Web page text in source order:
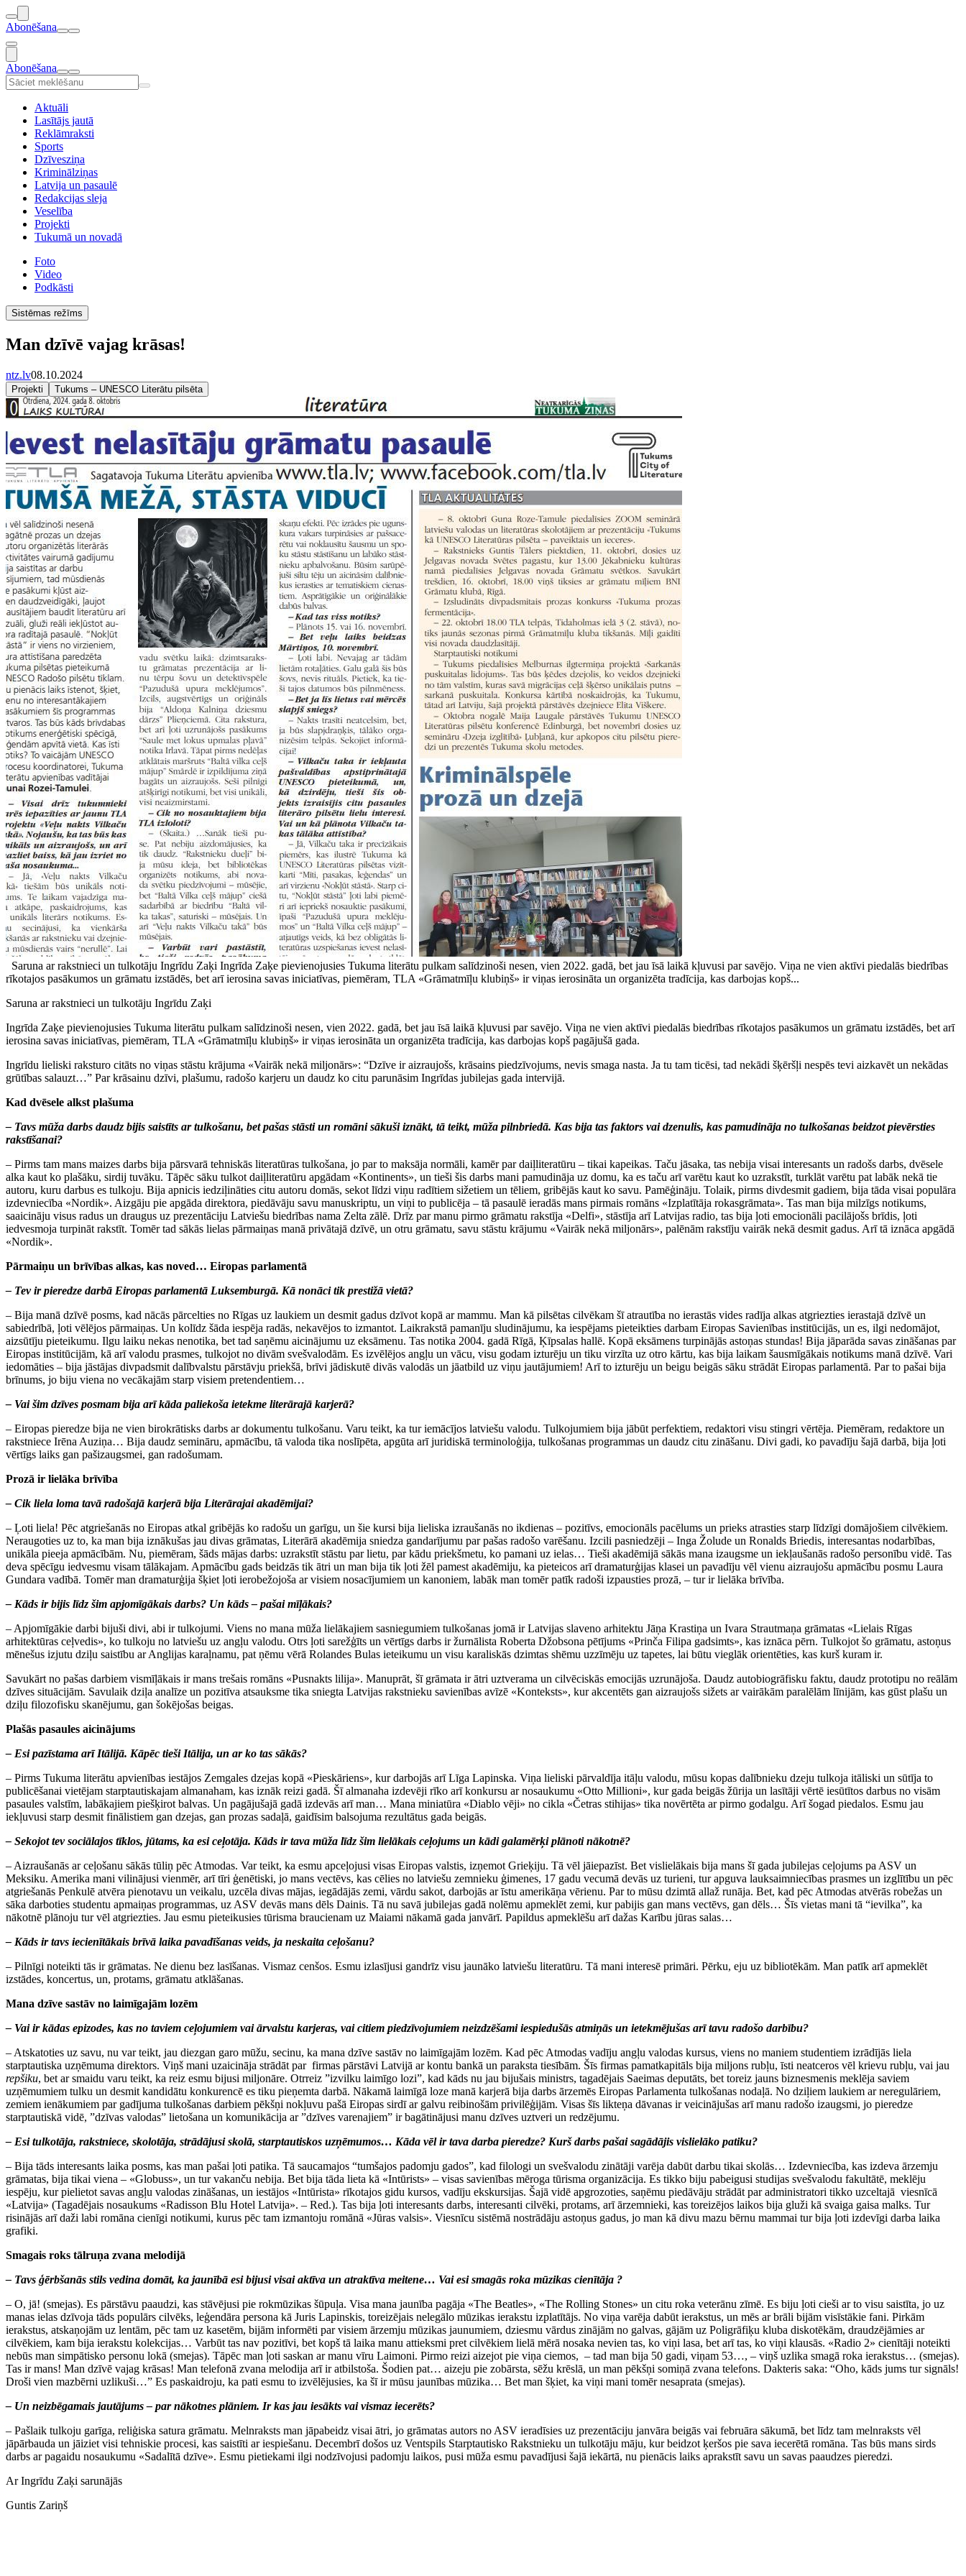
Abonēšana
Abonēšana
Aktuāli
Lasītājs jautā
Reklāmraksti
Sports
Dzīvesziņa
Kriminālziņas
Latvija un pasaulē
Redakcijas sleja
Veselība
Projekti
Tukumā un novadā
Foto
Video
Podkāsti
Sistēmas režīms
Man dzīvē vajag krāsas!
ntz.lv08.10.2024
Projekti Tukums – UNESCO Literātu pilsēta
Saruna ar rakstnieci un tulkotāju Ingrīdu Zaķi Ingrīda Zaķe pievienojusies Tukuma literātu pulkam salīdzinoši nesen, vien 2022. gadā, bet jau īsā laikā kļuvusi par savējo. Viņa ne vien aktīvi piedalās biedrības
rīkotajos pasākumos un grāmatu izstādēs, bet arī ierosina savas iniciatīvas, piemēram, TLA «Grāmatmīļu klubiņš» ir viņas ierosināta un organizēta tradīcija, kas darbojas kopš...
Saruna ar rakstnieci un tulkotāju Ingrīdu Zaķi
Ingrīda Zaķe pievienojusies Tukuma literātu pulkam salīdzinoši nesen, vien 2022. gadā, bet jau īsā laikā kļuvusi par savējo. Viņa ne vien aktīvi piedalās biedrības rīkotajos pasākumos un grāmatu izstādēs, bet arī
ierosina savas iniciatīvas, piemēram, TLA «Grāmatmīļu klubiņš» ir viņas ierosināta un organizēta tradīcija, kas darbojas kopš pagājušā gada.
Ingrīdu lieliski raksturo citāts no viņas stāstu krājuma «Vairāk nekā miljonārs»: “Dzīve ir aizraujošs, krāsains piedzīvojums, nevis smaga nasta. Ja tu tam ticēsi, tad nekādi šķēršļi nespēs tevi aizkavēt un nekādas
grūtības salauzt…” Par krāsainu dzīvi, plašumu, radošo karjeru un daudz ko citu parunāsim Ingrīdas jubilejas gada intervijā.
Kad dvēsele alkst plašuma
– Tavs mūža darbs daudz bijis saistīts ar tulkošanu, bet pašas stāsti un romāni sākuši iznākt, tā teikt, mūža pilnbriedā. Kas bija tas faktors vai dzenulis, kas pamudināja no tulkošanas beidzot pievērsties
rakstīšanai?
– Pirms tam mans maizes darbs bija pārsvarā tehniskās literatūras tulkošana, jo par to maksāja normāli, kamēr par daiļliteratūru – tikai kapeikas. Taču jāsaka, tas nebija visai interesants un radošs darbs, dvēsele
alka kaut ko plašāku, sirdij tuvāku. Tāpēc sāku tulkot daiļliteratūru apgādam «Kontinents», un tieši šis darbs mani pamudināja uz domu, ka es taču arī varētu kaut ko uzrakstīt, turklāt varētu pat labāk nekā tie
autoru, kuru darbus es tulkoju. Bija apnicis iedziļināties citu autoru domās, sekot līdzi viņu radītiem sižetiem un tēliem, gribējās kaut ko savu. Pamēģināju. Tolaik, pirms divdesmit gadiem, bija tāda visai populāra
izdevniecība «Nordik». Aizgāju pie apgāda direktora, piedāvāju savu manuskriptu, un viņi to publicēja – tā pasaulē ieradās mans pirmais romāns «Izplatītāja rokasgrāmata». Tas man bija milzīgs notikums,
saaicināju visus radus un draugus uz prezentāciju Latviešu biedrības nama Zelta zālē. Drīz par manu pirmo grāmatu rakstīja «Delfi», stāstīja arī Latvijas radio, tas bija ļoti emocionāli pacilājošs brīdis, ļoti
iedvesmoja turpināt rakstīt. Tomēr tad sākās lielas pārmaiņas manā privātajā dzīvē, un otru grāmatu, savu stāstu krājumu «Vairāk nekā miljonārs», palēnām rakstīju vairāk nekā desmit gadus. Arī tā iznāca apgādā
«Nordik».
Pārmaiņu un brīvības alkas, kas noved… Eiropas parlamentā
– Tev ir pieredze darbā Eiropas parlamentā Luksemburgā. Kā nonāci tik prestižā vietā?
– Bija manā dzīvē posms, kad nācās pārcelties no Rīgas uz laukiem un desmit gadus dzīvot kopā ar mammu. Man kā pilsētas cilvēkam šī atrautība no ierastās vides radīja alkas atgriezties ierastajā dzīvē un
sabiedrībā, ļoti vēlējos pārmaiņas. Un kolīdz šāda iespēja radās, nekavējos to izmantot. Laikrakstā pamanīju sludinājumu, ka iespējams pieteikties darbam Eiropas Savienības institūcijās, un es, ilgi nedomājot,
aizsūtīju pieteikumu. Ilgu laiku nekas nenotika, bet tad saņēmu aicinājumu uz eksāmenu. Tas notika 2004. gadā Rīgā, Ķīpsalas hallē. Kopā eksāmens turpinājās astoņas stundas! Bija jāparāda savas zināšanas par
Eiropas institūcijām, kā arī valodu prasmes, tulkojot no divām svešvalodām. Es izvēlējos angļu un vācu, visu godam izturēju un tiku virzīta uz otro kārtu, kas bija laikam šausmīgākais notikums manā dzīvē. Vari
iedomāties – bija jāstājas divpadsmit dalībvalstu pārstāvju priekšā, brīvi jādiskutē divās valodās un jāatbild uz viņu jautājumiem! Arī to izturēju un beigu beigās sāku strādāt Eiropas parlamentā. Par to pašai bija
brīnums, jo biju viena no vecākajām starp visiem pretendentiem…
– Vai šim dzīves posmam bija arī kāda paliekoša ietekme literārajā karjerā?
– Eiropas pieredze bija ne vien birokrātisks darbs ar dokumentu tulkošanu. Varu teikt, ka tur iemācījos latviešu valodu. Tulkojumiem bija jābūt perfektiem, redaktori visu stingri vērtēja. Piemēram, redaktore un
rakstniece Irēna Auziņa… Bija daudz semināru, apmācību, tā valoda tika noslīpēta, apgūta arī juridiskā terminoloģija, tulkošanas programmas un daudz citu zināšanu. Divi gadi, ko pavadīju šajā darbā, bija ļoti
vērtīgs laiks gan pašizaugsmei, gan radošumam.
Prozā ir lielāka brīvība
– Cik liela loma tavā radošajā karjerā bija Literārajai akadēmijai?
– Ļoti liela! Pēc atgriešanās no Eiropas atkal gribējās ko radošu un garīgu, un šie kursi bija lieliska izraušanās no ikdienas – pozitīvs, emocionāls pacēlums un prieks atrasties starp līdzīgi domājošiem cilvēkiem.
Neraugoties uz to, ka man bija iznākušas jau divas grāmatas, Literārā akadēmija sniedza gandarījumu par pašas radošo varēšanu. Izcili pasniedzēji – Inga Žolude un Ronalds Briedis, interesantas nodarbības,
unikāla pieeja apmācībām. Nu, piemēram, šāds mājas darbs: uzrakstīt stāstu par lietu, par kādu priekšmetu, ko pamani uz ielas… Tieši akadēmijā sākās mana izaugsme un iekļaušanās radošo personību vidē. Tas
deva spēcīgu iedvesmu visam tālākajam. Apmācību gads beidzās tik ātri un man bija tik ļoti žēl pamest akadēmiju, ka pieteicos arī dramaturģijas klasei un pavadīju vēl vienu aizraujošu apmācību posmu Laura
Gundara vadībā. Tomēr man dramaturģija šķiet ļoti ierobežojoša ar visiem nosacījumiem un kanoniem, labāk man tomēr patīk radoši izpausties prozā, – tur ir lielāka brīvība.
– Kāds ir bijis līdz šim apjomīgākais darbs? Un kāds – pašai mīļākais?
– Apjomīgākie darbi bijuši divi, abi ir tulkojumi. Viens no mana mūža lielākajiem sasniegumiem tulkošanas jomā ir Latvijas slaveno arhitektu Jāņa Krastiņa un Ivara Strautmaņa grāmatas «Lielais Rīgas
arhitektūras ceļvedis», ko tulkoju no latviešu uz angļu valodu. Otrs ļoti sarežģīts un vērtīgs darbs ir žurnālista Roberta Džobsona pētījums «Prinča Filipa gadsimts», kas iznāca pērn. Tulkojot šo grāmatu, astoņus
mēnešus izjutu dziļu saistību ar Anglijas karaļnamu, pat ņēmu vērā Rolandes Bulas ieteikumu un visu karaliskās dzimtas shēmu uzzīmēju uz tapetes, lai būtu vieglāk orientēties, kas kurš kuram ir.
Savukārt no pašas darbiem vismīļākais ir mans trešais romāns «Pusnakts lilija». Manuprāt, šī grāmata ir ātri uztverama un cilvēciskās emocijās uzrunājoša. Daudz autobiogrāfisku faktu, daudz prototipu no reālām
dzīves situācijām. Savulaik dziļa analīze un pozitīva atsauksme tika sniegta Latvijas rakstnieku savienības avīzē «Konteksts», kur akcentēts gan aizraujošs sižets ar vairākām paralēlām līnijām, kas gūst plašu un
dziļu filozofisku skanējumu, gan šokējošas beigas.
Plašās pasaules aicinājums
– Esi pazīstama arī Itālijā. Kāpēc tieši Itālija, un ar ko tas sākās?
– Pirms Tukuma literātu apvienības iestājos Zemgales dzejas kopā «Pieskāriens», kur darbojās arī Līga Lapinska. Viņa lieliski pārvaldīja itāļu valodu, mūsu kopas dalībnieku dzeju tulkoja itāliski un sūtīja to
publicēšanai vietējam starptautiskajam almanaham, kas iznāk reizi gadā. Šī almanaha izdevēji rīko arī konkursu ar nosaukumu «Otto Millioni», kur gada beigās žūrija un lasītāji vērtē iesūtītos darbus no visām
pasaules valstīm, labākajiem piešķirot balvas. Un pagājušajā gadā izdevās arī man… Mana miniatūra «Diablo vēji» no cikla «Četras stihijas» tika novērtēta ar pirmo godalgu. Arī šogad piedalos. Esmu jau
iekļuvusi starp desmit finālistiem gan dzejas, gan prozas sadaļā, gaidīsim balsojuma rezultātus gada beigās.
– Sekojot tev sociālajos tīklos, jūtams, ka esi ceļotāja. Kāds ir tava mūža līdz šim lielākais ceļojums un kādi galamērķi plānoti nākotnē?
– Aizraušanās ar ceļošanu sākās tūliņ pēc Atmodas. Var teikt, ka esmu apceļojusi visas Eiropas valstis, izņemot Grieķiju. Tā vēl jāiepazīst. Bet vislielākais bija mans šī gada jubilejas ceļojums pa ASV un
Meksiku. Amerika mani vilinājusi vienmēr, arī tīri ģenētiski, jo mans vectēvs, kas cēlies no latviešu zemnieku ģimenes, 17 gadu vecumā devās uz turieni, tur apguva lauksaimniecības prasmes un izglītību un pēc
atgriešanās Penkulē atvēra pienotavu un veikalu, uzcēla divas mājas, iegādājās zemi, vārdu sakot, darbojās ar īstu amerikāņa vērienu. Par to mūsu dzimtā allaž runāja. Bet, kad pēc Atmodas atvērās robežas un
sāka darboties studentu apmaiņas programmas, uz ASV devās mans dēls Dainis. Tā nu savā jubilejas gadā nolēmu apmeklēt zemi, kur pabijis gan mans vectēvs, gan dēls… Šīs vietas mani tā “ievilka”, ka
nākotnē plānoju tur vēl atgriezties. Jau esmu pieteikusies tūrisma braucienam uz Maiami nākamā gada janvārī. Papildus apmeklēšu arī dažas Karību jūras salas…
– Kāds ir tavs iecienītākais brīvā laika pavadīšanas veids, ja neskaita ceļošanu?
– Pilnīgi noteikti tās ir grāmatas. Ne dienu bez lasīšanas. Vismaz cenšos. Esmu izlasījusi gandrīz visu jaunāko latviešu literatūru. Tā mani interesē primāri. Pērku, eju uz bibliotēkām. Man patīk arī apmeklēt
izstādes, koncertus, un, protams, grāmatu atklāšanas.
Mana dzīve sastāv no laimīgajām lozēm
– Vai ir kādas epizodes, kas no taviem ceļojumiem vai ārvalstu karjeras, vai citiem piedzīvojumiem neizdzēšami iespiedušās atmiņās un ietekmējušas arī tavu radošo darbību?
– Atskatoties uz savu, nu var teikt, jau diezgan garo mūžu, secinu, ka mana dzīve sastāv no laimīgajām lozēm. Kad pēc Atmodas vadīju angļu valodas kursus, viens no maniem studentiem izrādījās liela
starptautiska uzņēmuma direktors. Viņš mani uzaicināja strādāt par firmas pārstāvi Latvijā ar kontu bankā un paraksta tiesībām. Šīs firmas pamatkapitāls bija miljons rubļu, īsti neatceros vēl krievu rubļu, vai jau
repšiku, bet ar smaidu varu teikt, ka reiz esmu bijusi miljonāre. Otrreiz ”izvilku laimīgo lozi”, kad kāds nu jau bijušais ministrs, tagadējais Saeimas deputāts, bet toreiz jauns biznesmenis meklēja saviem
uzņēmumiem tulku un desmit kandidātu konkurencē es tiku pieņemta darbā. Nākamā laimīgā loze manā karjerā bija darbs ārzemēs Eiropas Parlamenta tulkošanas nodaļā. No dziļiem laukiem ar neregulāriem,
zemiem ienākumiem par gadījuma tulkošanas darbiem pēkšņi nokļuvu pašā Eiropas sirdī ar galvu reibinošām privilēģijām. Visas šīs likteņa dāvanas ir veicinājušas arī manu radošo izaugsmi, jo pieredze
starptautiskā vidē, ”dzīvas valodas” lietošana un komunikācija ar ”dzīves varenajiem” ir bagātinājusi manu dzīves uztveri un redzējumu.
– Esi tulkotāja, rakstniece, skolotāja, strādājusi skolā, starptautiskos uzņēmumos… Kāda vēl ir tava darba pieredze? Kurš darbs pašai sagādājis vislielāko patiku?
– Bija tāds interesants laika posms, kas man pašai ļoti patika. Tā saucamajos “tumšajos padomju gados”, kad filologi un svešvalodu zinātāji varēja dabūt darbu tikai skolās… Izdevniecība, kas izdeva ārzemju
grāmatas, bija tikai viena – «Globuss», un tur vakanču nebija. Bet bija tāda lieta kā «Intūrists» – visas savienības mēroga tūrisma organizācija. Es tikko biju pabeigusi studijas svešvalodu fakultātē, meklēju
iespēju, kur pielietot savas angļu valodas zināšanas, un iestājos «Intūrista» rīkotajos gidu kursos, vadīju ekskursijas. Šajā vidē apgrozoties, saņēmu piedāvāju strādāt par administratori tikko uzceltajā viesnīcā
«Latvija» (Tagadējais nosaukums «Radisson Blu Hotel Latvija». – Red.). Tas bija ļoti interesants darbs, interesanti cilvēki, protams, arī ārzemnieki, kas toreizējos laikos bija gluži kā svaiga gaisa malks. Tur
risinājās arī daži labi romāna cienīgi notikumi, kurus pēc tam izmantoju romānā «Jūras valsis». Viesnīcu sistēmā nostrādāju astoņus gadus, jo man kā divu mazu bērnu mammai tur bija ļoti izdevīgi darba laika
grafiki.
Smagais roks tālruņa zvana melodijā
– Tavs ģērbšanās stils vedina domāt, ka jaunībā esi bijusi visai aktīva un atraktīva meitene… Vai esi smagās roka mūzikas cienītāja ?
– O, jā! (smejas). Es pārstāvu paaudzi, kas stāvējusi pie rokmūzikas šūpuļa. Visa mana jaunība pagāja «The Beatles», «The Rolling Stones» un citu roka veterānu zīmē. Es biju ļoti cieši ar to visu saistīta, jo uz
manas ielas dzīvoja tāds populārs cilvēks, leģendāra persona kā Juris Lapinskis, toreizējais nelegālo mūzikas ierakstu izplatītājs. No viņa varēja dabūt ierakstus, un mēs ar brāli bijām visīstākie fani. Pirkām
ierakstus, atskaņojām uz lentām, pēc tam uz kasetēm, bijām informēti par visiem ārzemju mūzikas jaunumiem, dziesmu vārdus zinājām no galvas, gājām uz Poligrāfiķu kluba diskotēkām, draudzējāmies ar
cilvēkiem, kam bija ierakstu kolekcijas… Varbūt tas nav pozitīvi, bet kopš tā laika manu attieksmi pret cilvēkiem lielā mērā nosaka nevien tas, ko viņi lasa, bet arī tas, ko viņi klausās. «Radio 2» cienītāji noteikti
nebūs man simpātisko personu lokā (smejas). Tāpēc man ļoti saskan ar manu vīru Laimoni. Pirmo reizi aizejot pie viņa ciemos, – tad man bija 50 gadi, viņam 53…, – viņš uzlika smagā roka ierakstus… (smejas).
Tas ir mans! Man dzīvē vajag krāsas! Man telefonā zvana melodija arī ir atbilstoša. Šodien pat… aizeju pie zobārsta, sēžu krēslā, un man pēkšņi somiņā zvana telefons. Dakteris saka: “Oho, kāds jums tur signāls!
Droši vien mazbērni uzlikuši…” Es paskaidroju, ka pati esmu to izvēlējusies, ka šī ir mūsu jaunības mūzika… Bet man šķiet, ka viņi mani tomēr nesaprata (smejas).
– Un neizbēgamais jautājums – par nākotnes plāniem. Ir kas jau iesākts vai vismaz iecerēts?
– Pašlaik tulkoju garīga, reliģiska satura grāmatu. Melnraksts man jāpabeidz visai ātri, jo grāmatas autors no ASV ieradīsies uz prezentāciju janvāra beigās vai februāra sākumā, bet līdz tam melnraksts vēl
jāpārbauda un jāiziet visi tehniskie procesi, kas saistīti ar iespiešanu. Decembrī došos uz Ventspils Starptautisko Rakstnieku un tulkotāju māju, kur beidzot ķeršos pie sava iecerētā romāna. Tas būs mans sirds
darbs ar pagaidu nosaukumu «Sadalītā dzīve». Esmu pietiekami ilgi nodzīvojusi padomju laikos, pusi mūža esmu pavadījusi šajā iekārtā, nu pienācis laiks aprakstīt savu un savas paaudzes pieredzi.
Ar Ingrīdu Zaķi sarunājās
Guntis Zariņš